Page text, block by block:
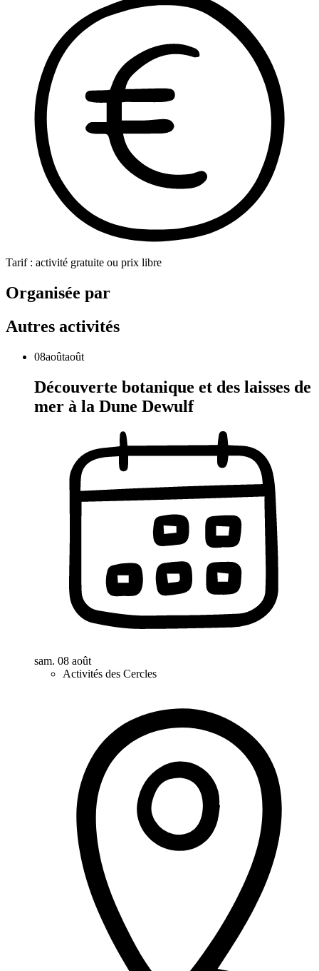
Tarif : activité gratuite ou prix libre
Organisée par
Autres activités
08aoûtaoût
Découverte botanique et des laisses de
mer à la Dune Dewulf
sam. 08 août
Activités des Cercles